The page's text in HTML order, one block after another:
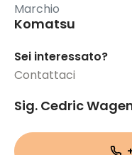
Marchio
Komatsu
Sei interessato?
Contattaci
Sig. Cedric